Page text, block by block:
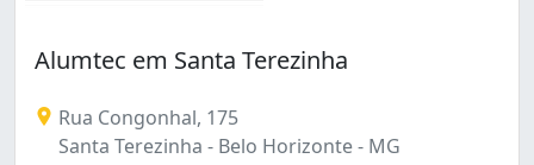
Alumtec em Santa Terezinha
Rua Congonhal, 175
Santa Terezinha - Belo Horizonte - MG